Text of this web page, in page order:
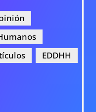
EDDHH